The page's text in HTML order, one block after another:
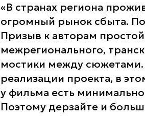
«В странах региона
огромный рынок сбыта.
Призыв к авторам
межрегионального,
мостики между
реализации проекта, в
у фильма есть
Поэтому дерзайте и